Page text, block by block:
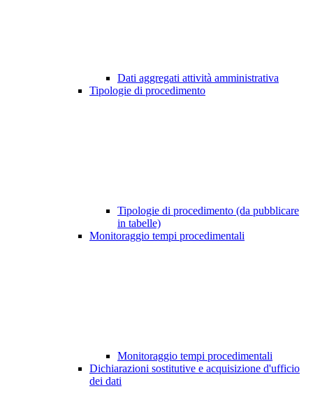
Dati aggregati attività amministrativa
Tipologie di procedimento
Tipologie di procedimento (da pubblicare
in tabelle)
Monitoraggio tempi procedimentali
Monitoraggio tempi procedimentali
Dichiarazioni sostitutive e acquisizione d'ufficio
dei dati